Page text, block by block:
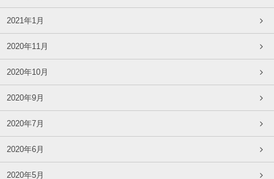
2021年1月
2020年11月
2020年10月
2020年9月
2020年7月
2020年6月
2020年5月